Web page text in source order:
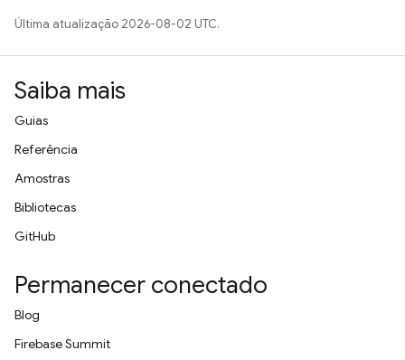
Última atualização 2026-08-02 UTC.
Saiba mais
Guias
Referência
Amostras
Bibliotecas
GitHub
Permanecer conectado
Blog
Firebase Summit